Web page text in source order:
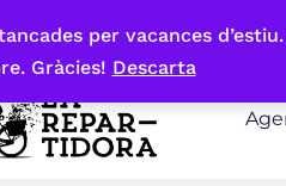
per vacances
Gràcies! Descarta